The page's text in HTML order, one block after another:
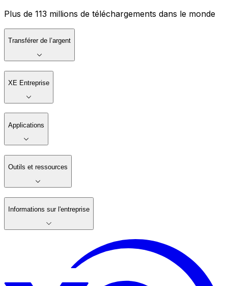
Plus de 113 millions de téléchargements dans le monde
Transférer de l’argent
XE Entreprise
Applications
Outils et ressources
Informations sur l'entreprise